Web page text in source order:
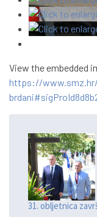
View the embedded
https://www.smz.hr/
31. obljetnica